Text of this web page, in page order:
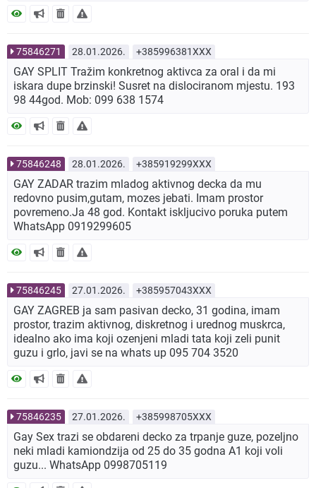
75846271 28.01.2026. +385996381XXX
GAY SPLIT Tražim konkretnog aktivca za oral i da mi
iskara dupe brzinski! Susret na dislociranom mjestu. 193
98 44god. Mob: 099 638 1574
75846248 28.01.2026. +385919299XXX
GAY ZADAR trazim mladog aktivnog decka da mu
redovno pusim,gutam, mozes jebati. Imam prostor
povremeno.Ja 48 god. Kontakt iskljucivo poruka putem
WhatsApp 0919299605
75846245 27.01.2026. +385957043XXX
GAY ZAGREB ja sam pasivan decko, 31 godina, imam
prostor, trazim aktivnog, diskretnog i urednog muskrca,
idealno ako ima koji ozenjeni mladi tata koji zeli punit
guzu i grlo, javi se na whats up 095 704 3520
75846235 27.01.2026. +385998705XXX
Gay Sex trazi se obdareni decko za trpanje guze, pozeljno
neki mladi kamiondzija od 25 do 35 godna A1 koji voli
guzu... WhatsApp 0998705119